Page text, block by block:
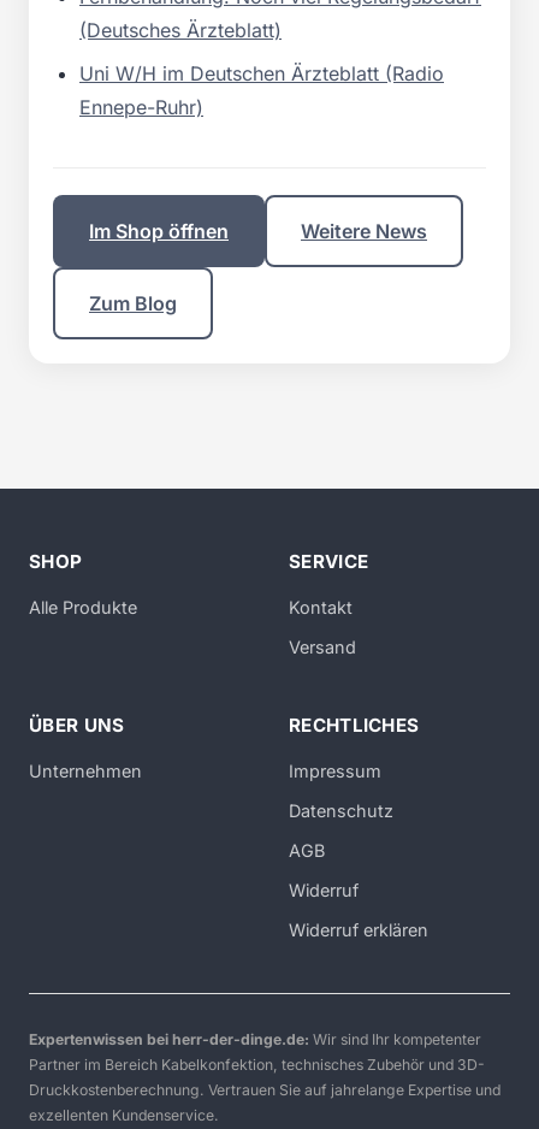
(Deutsches Ärzteblatt)
Uni W/H im Deutschen Ärzteblatt (Radio
Ennepe-Ruhr)
Im Shop öffnen Weitere News
Zum Blog
SHOP
Alle Produkte
SERVICE
Kontakt
Versand
ÜBER UNS
Unternehmen
RECHTLICHES
Impressum
Datenschutz
AGB
Widerruf
Widerruf erklären
Expertenwissen bei herr-der-dinge.de: Wir sind Ihr kompetenter
Partner im Bereich Kabelkonfektion, technisches Zubehör und 3D-
Druckkostenberechnung. Vertrauen Sie auf jahrelange Expertise und
exzellenten Kundenservice.